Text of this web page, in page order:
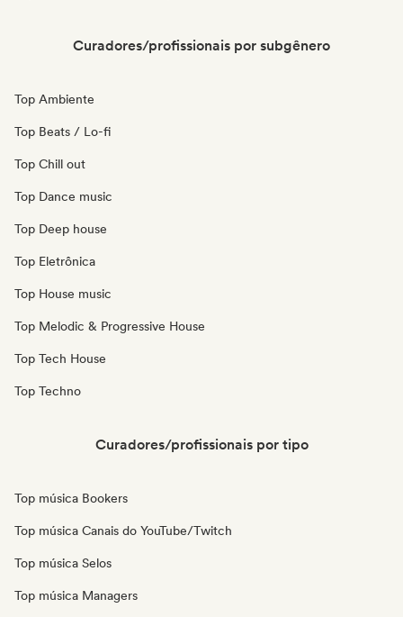
Curadores/profissionais por subgênero
Top Ambiente
Top Beats / Lo-fi
Top Chill out
Top Dance music
Top Deep house
Top Eletrônica
Top House music
Top Melodic & Progressive House
Top Tech House
Top Techno
Curadores/profissionais por tipo
Top música Bookers
Top música Canais do YouTube/Twitch
Top música Selos
Top música Managers